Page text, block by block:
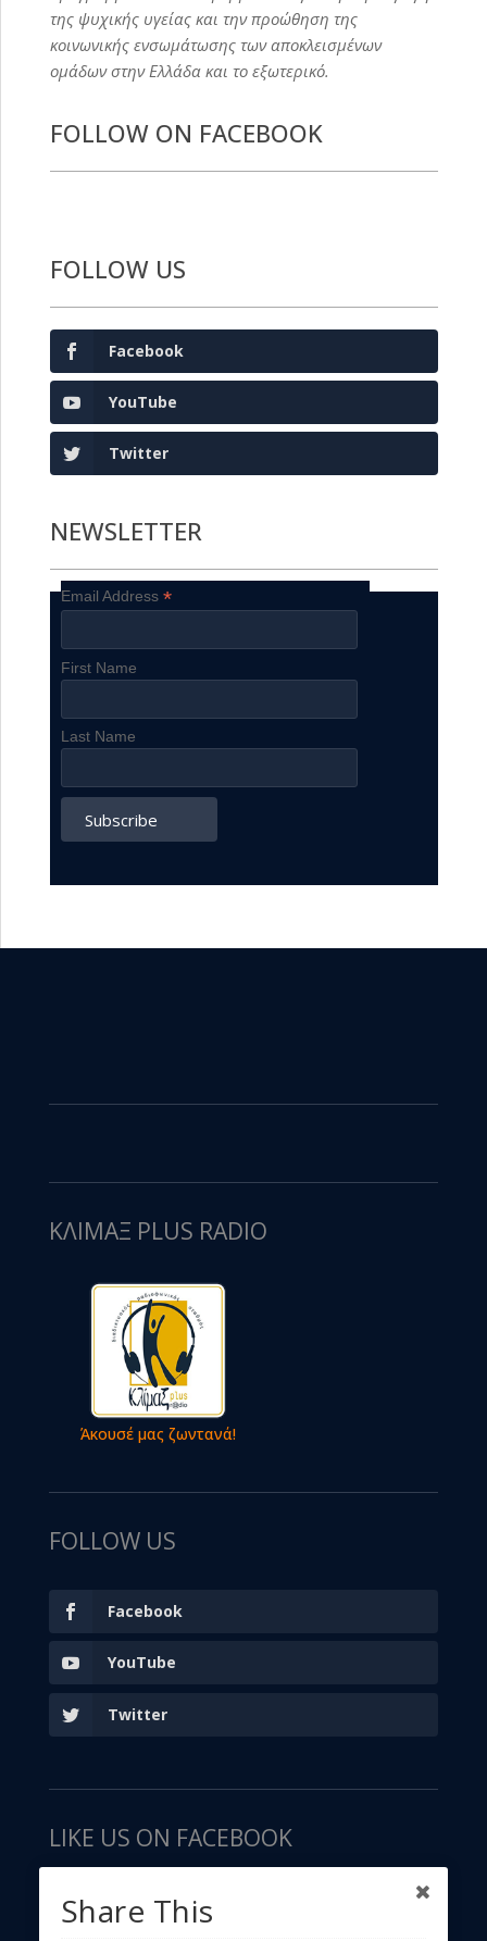
της ψυχικής υγείας και την προώθηση της
κοινωνικής ενσωμάτωσης των αποκλεισμένων
ομάδων στην Ελλάδα και το εξωτερικό.
FOLLOW ON FACEBOOK
FOLLOW US
Facebook
YouTube
Twitter
NEWSLETTER
Email Address*
First Name
Last Name
ΚΛΙΜΑΞ PLUS RADIO
Άκουσέ μας ζωντανά!
FOLLOW US
Facebook
YouTube
Twitter
LIKE US ON FACEBOOK
Share This